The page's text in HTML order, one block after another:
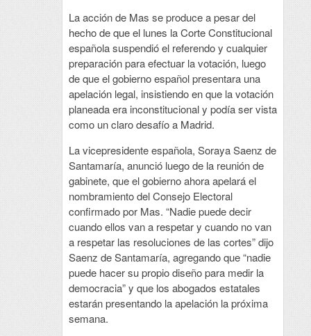
La acción de Mas se produce a pesar del
hecho de que el lunes la Corte Constitucional
española suspendió el referendo y cualquier
preparación para efectuar la votación, luego
de que el gobierno español presentara una
apelación legal, insistiendo en que la votación
planeada era inconstitucional y podía ser vista
como un claro desafío a Madrid.
La vicepresidente española, Soraya Saenz de
Santamaría, anunció luego de la reunión de
gabinete, que el gobierno ahora apelará el
nombramiento del Consejo Electoral
confirmado por Mas. “Nadie puede decir
cuando ellos van a respetar y cuando no van
a respetar las resoluciones de las cortes” dijo
Saenz de Santamaría, agregando que “nadie
puede hacer su propio diseño para medir la
democracia” y que los abogados estatales
estarán presentando la apelación la próxima
semana.